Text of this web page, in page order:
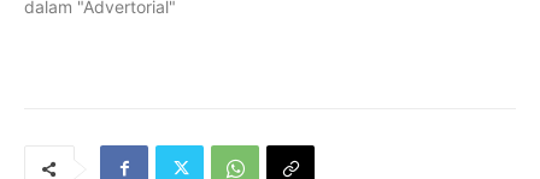
dalam "Advertorial"